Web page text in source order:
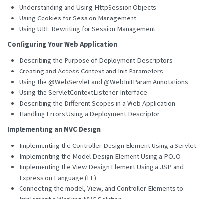
Understanding and Using HttpSession Objects
Using Cookies for Session Management
Using URL Rewriting for Session Management
Configuring Your Web Application
Describing the Purpose of Deployment Descriptors
Creating and Access Context and Init Parameters
Using the @WebServlet and @WebInitParam Annotations
Using the ServletContextListener Interface
Describing the Different Scopes in a Web Application
Handling Errors Using a Deployment Descriptor
Implementing an MVC Design
Implementing the Controller Design Element Using a Servlet
Implementing the Model Design Element Using a POJO
Implementing the View Design Element Using a JSP and
Expression Language (EL)
Connecting the model, View, and Controller Elements to